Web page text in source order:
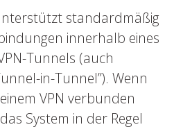
standardmäßig
innerhalb eines
Tunnels (auch
in-Tunnel”). Wenn
VPN verbunden
System in der Regel